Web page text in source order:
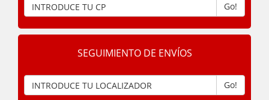
Go!
SEGUIMIENTO DE ENVÍOS
Go!